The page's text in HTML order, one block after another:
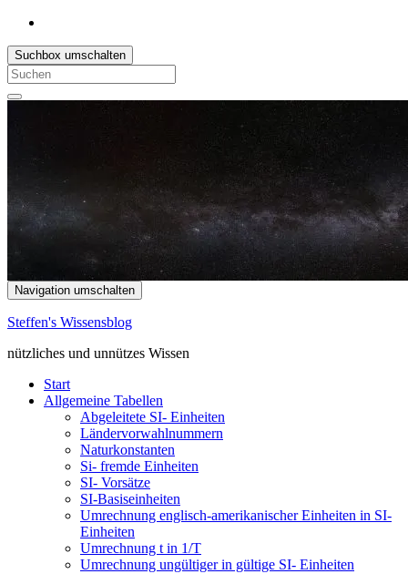
Suchbox umschalten
Search
for:
Navigation umschalten
Steffen's Wissensblog
nützliches und unnützes Wissen
Start
Allgemeine Tabellen
Abgeleitete SI- Einheiten
Ländervorwahlnummern
Naturkonstanten
Si- fremde Einheiten
SI- Vorsätze
SI-Basiseinheiten
Umrechnung englisch-amerikanischer Einheiten in SI-
Einheiten
Umrechnung t in 1/T
Umrechnung ungültiger in gültige SI- Einheiten